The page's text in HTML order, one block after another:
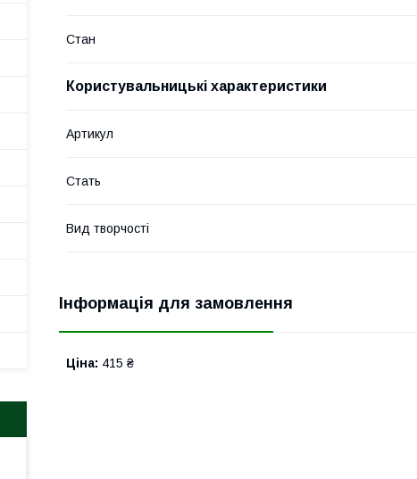
Стан
Користувальницькі характеристики
Артикул
Стать
Вид творчості
Інформація для замовлення
Ціна: 415 ₴